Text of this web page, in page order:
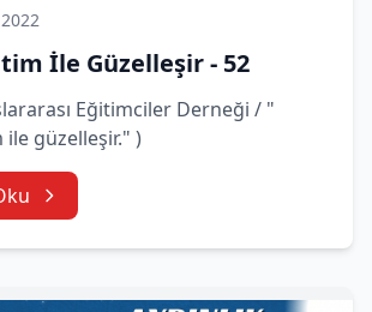
İle Güzelleşir - 52
Eğitimciler Derneği / "
güzelleşir." )